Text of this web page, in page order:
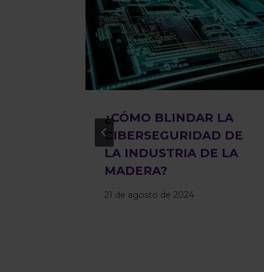
¿CÓMO BLINDAR LA
CIBERSEGURIDAD DE
LA INDUSTRIA DE LA
MADERA?
21 de agosto de 2024